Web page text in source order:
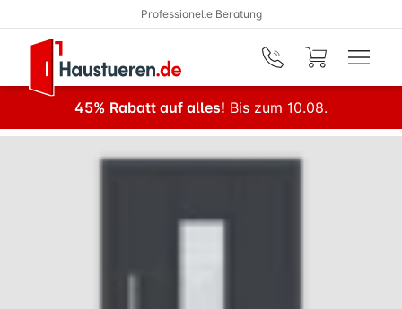
Zum Hauptinhalt springen
Professionelle Beratung
45% Rabatt auf alles! Bis zum 10.08.